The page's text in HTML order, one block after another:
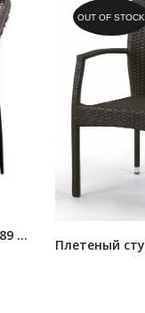
Плетеный стул Y35G-W1289 Pale
OUT OF STOCK